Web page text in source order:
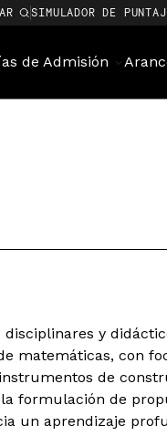
SIMULADOR DE
de Admisión
y
matemáticas, con
de
formulación de
un aprendizaje